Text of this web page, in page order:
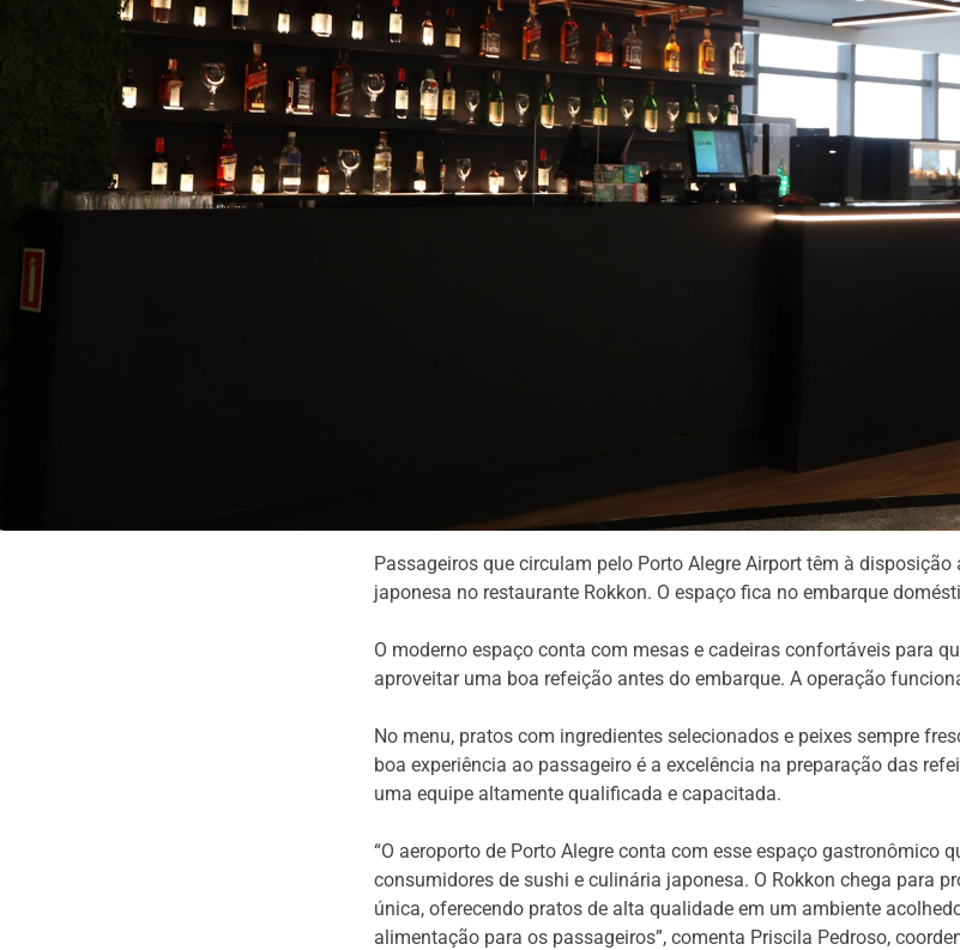
Passageiros que circulam pelo Porto Alegre Airport têm à
japonesa no restaurante Rokkon. O espaço fica no embarque
O moderno espaço conta com mesas e cadeiras confortáveis para
aproveitar uma boa refeição antes do embarque. A operação
No menu, pratos com ingredientes selecionados e peixes sempre
boa experiência ao passageiro é a excelência na preparação das
uma equipe altamente qualificada e capacitada.
“O aeroporto de Porto Alegre conta com esse espaço gastronômico
consumidores de sushi e culinária japonesa. O Rokkon chega para
única, oferecendo pratos de alta qualidade em um ambiente
alimentação para os passageiros”, comenta Priscila Pedroso,